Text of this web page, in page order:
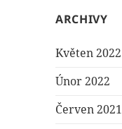
ARCHIVY
Květen 2022
Únor 2022
Červen 2021